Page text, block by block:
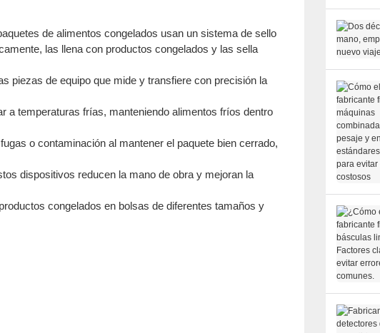
de alimentos congelados usan un sistema de sello
las llena con productos congelados y las sella
piezas de equipo que mide y transfiere con precisión la
a temperaturas frías, manteniendo alimentos fríos dentro
o contaminación al mantener el paquete bien cerrado,
dispositivos reducen la mano de obra y mejoran la
congelados en bolsas de diferentes tamaños y